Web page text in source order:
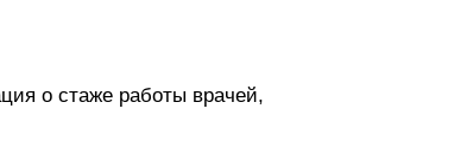
о стаже работы врачей,